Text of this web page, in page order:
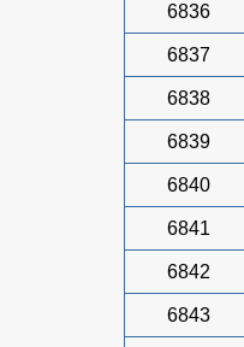
6836
6837
6838
6839
6840
6841
6842
6843